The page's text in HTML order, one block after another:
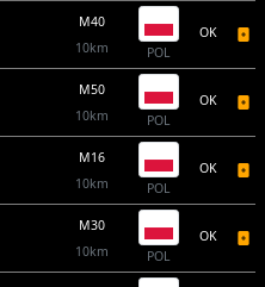
M40
10km
POL
OK
M50
10km
POL
OK
M16
10km
POL
OK
M30
10km
POL
OK